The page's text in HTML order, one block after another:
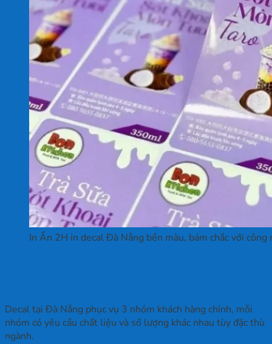
In Ấn 2H in decal Đà Nẵng bền màu, bám chắc với
Decal tại Đà Nẵng phục vụ 3 nhóm khách hàng chính, mỗi
nhóm có yêu cầu chất liệu và số lượng khác nhau tùy đặc thù
ngành.